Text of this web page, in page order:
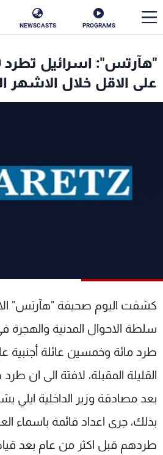
PROGRAMS
NEWSCASTS
على الاقل خلال الاشهر
كشفت اليوم صحيفة "هآرتس"
سلطة الاحوال المدنية والهجرة
طرد مائة وخمسين عائلة أجنبية
القليلة المقبلة، لافتة الى ان
بعد مصادقة وزير الداخلية ايلي
بذلك، جرى اعداد قائمة باسماء
طردهم قبل اكثر من عام بعد
الأخبار
منوعات
كأس العالم
الترددات
الإنـتـاج
لاعلاناتكم
وظائف
تواصل
شروط
سياسة